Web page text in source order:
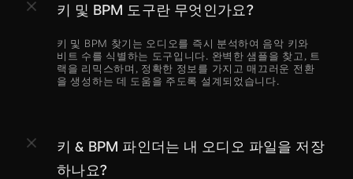
키 및 BPM 도구란 무엇인가요?
키 및 BPM 찾기는 오디오를 즉시 분석하여 음악 키와
비트 수를 식별하는 도구입니다. 완벽한 샘플을 찾고, 트
랙을 리믹스하며, 정확한 정보를 가지고 매끄러운 전환
을 생성하는 데 도움을 주도록 설계되었습니다.
키 & BPM 파인더는 내 오디오 파일을 저장
하나요?